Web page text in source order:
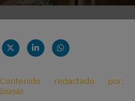
Contenido redactado por:
Enagás